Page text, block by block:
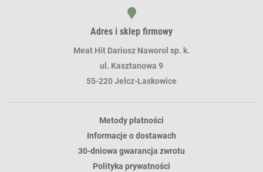
Adres i sklep firmowy
Meat Hit Dariusz Naworol sp. k.
ul. Kasztanowa 9
55-220 Jelcz-Laskowice
Metody płatności
Informacje o dostawach
30-dniowa gwarancja zwrotu
Polityka prywatności